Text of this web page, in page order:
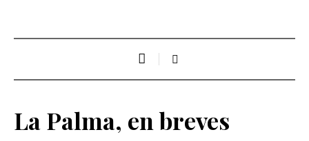
La Palma, en breves